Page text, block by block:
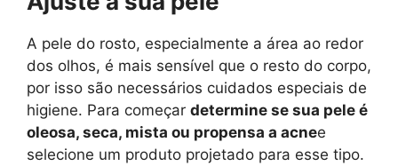
A pele do rosto, especialmente a área ao redor
dos olhos, é mais sensível que o resto do corpo,
por isso são necessários cuidados especiais de
higiene. Para começar determine se sua pele é
oleosa, seca, mista ou propensa a acnee
selecione um produto projetado para esse tipo.